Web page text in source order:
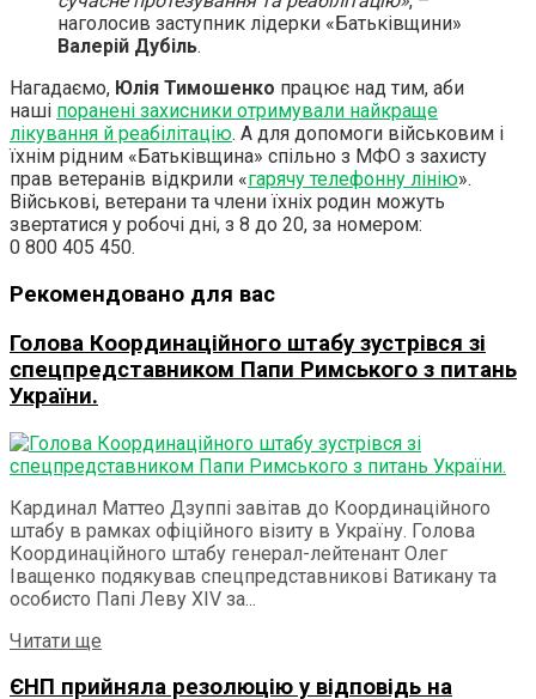
наголосив заступник лідерки «Батьківщини»
Валерій Дубіль.
Нагадаємо, Юлія Тимошенко працює над тим, аби
наші поранені захисники отримували найкраще
лікування й реабілітацію. А для допомоги військовим і
їхнім рідним «Батьківщина» спільно з МФО з захисту
прав ветеранів відкрили «гарячу телефонну лінію».
Військові, ветерани та члени їхніх родин можуть
звертатися у робочі дні, з 8 до 20, за номером:
0 800 405 450.
Рекомендовано для вас
Голова Координаційного штабу зустрівся зі
спецпредставником Папи Римського з питань
України.
Кардинал Маттео Дзуппі завітав до Координаційного
штабу в рамках офіційного візиту в Україну. Голова
Координаційного штабу генерал-лейтенант Олег
Іващенко подякував спецпредставникові Ватикану та
особисто Папі Леву ХІV за...
Читати ще
ЄНП прийняла резолюцію у відповідь на